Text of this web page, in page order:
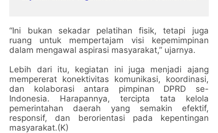
“Ini bukan sekadar pelatihan fisik, tetapi juga
ruang untuk mempertajam visi kepemimpinan
dalam mengawal aspirasi masyarakat,” ujarnya.
Lebih dari itu, kegiatan ini juga menjadi ajang
mempererat konektivitas komunikasi, koordinasi,
dan kolaborasi antara pimpinan DPRD se-
Indonesia. Harapannya, tercipta tata kelola
pemerintahan daerah yang semakin efektif,
responsif, dan berorientasi pada kepentingan
masyarakat.(K)